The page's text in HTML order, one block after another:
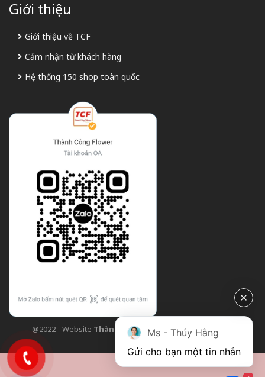
Giới thiệu
Giới thiệu về TCF
Cảm nhận từ khách hàng
Hệ thống 150 shop toàn quốc
@2022 - Website Thành Công Flower| Design bởi
Ms - Thúy Hằng
Gửi cho bạn một tin nhắn